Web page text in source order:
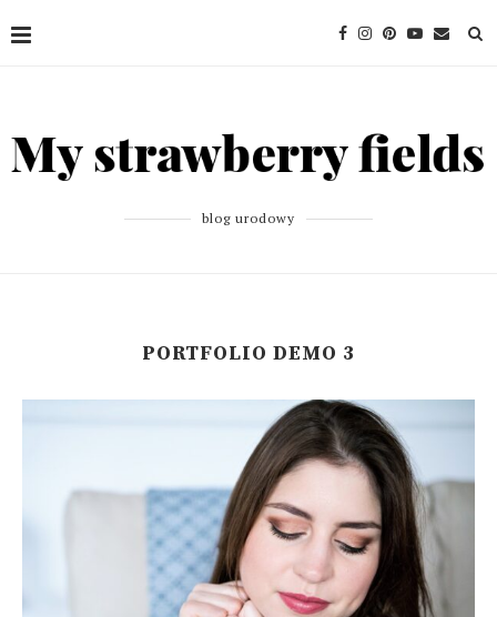
blog urodowy
PORTFOLIO DEMO 3